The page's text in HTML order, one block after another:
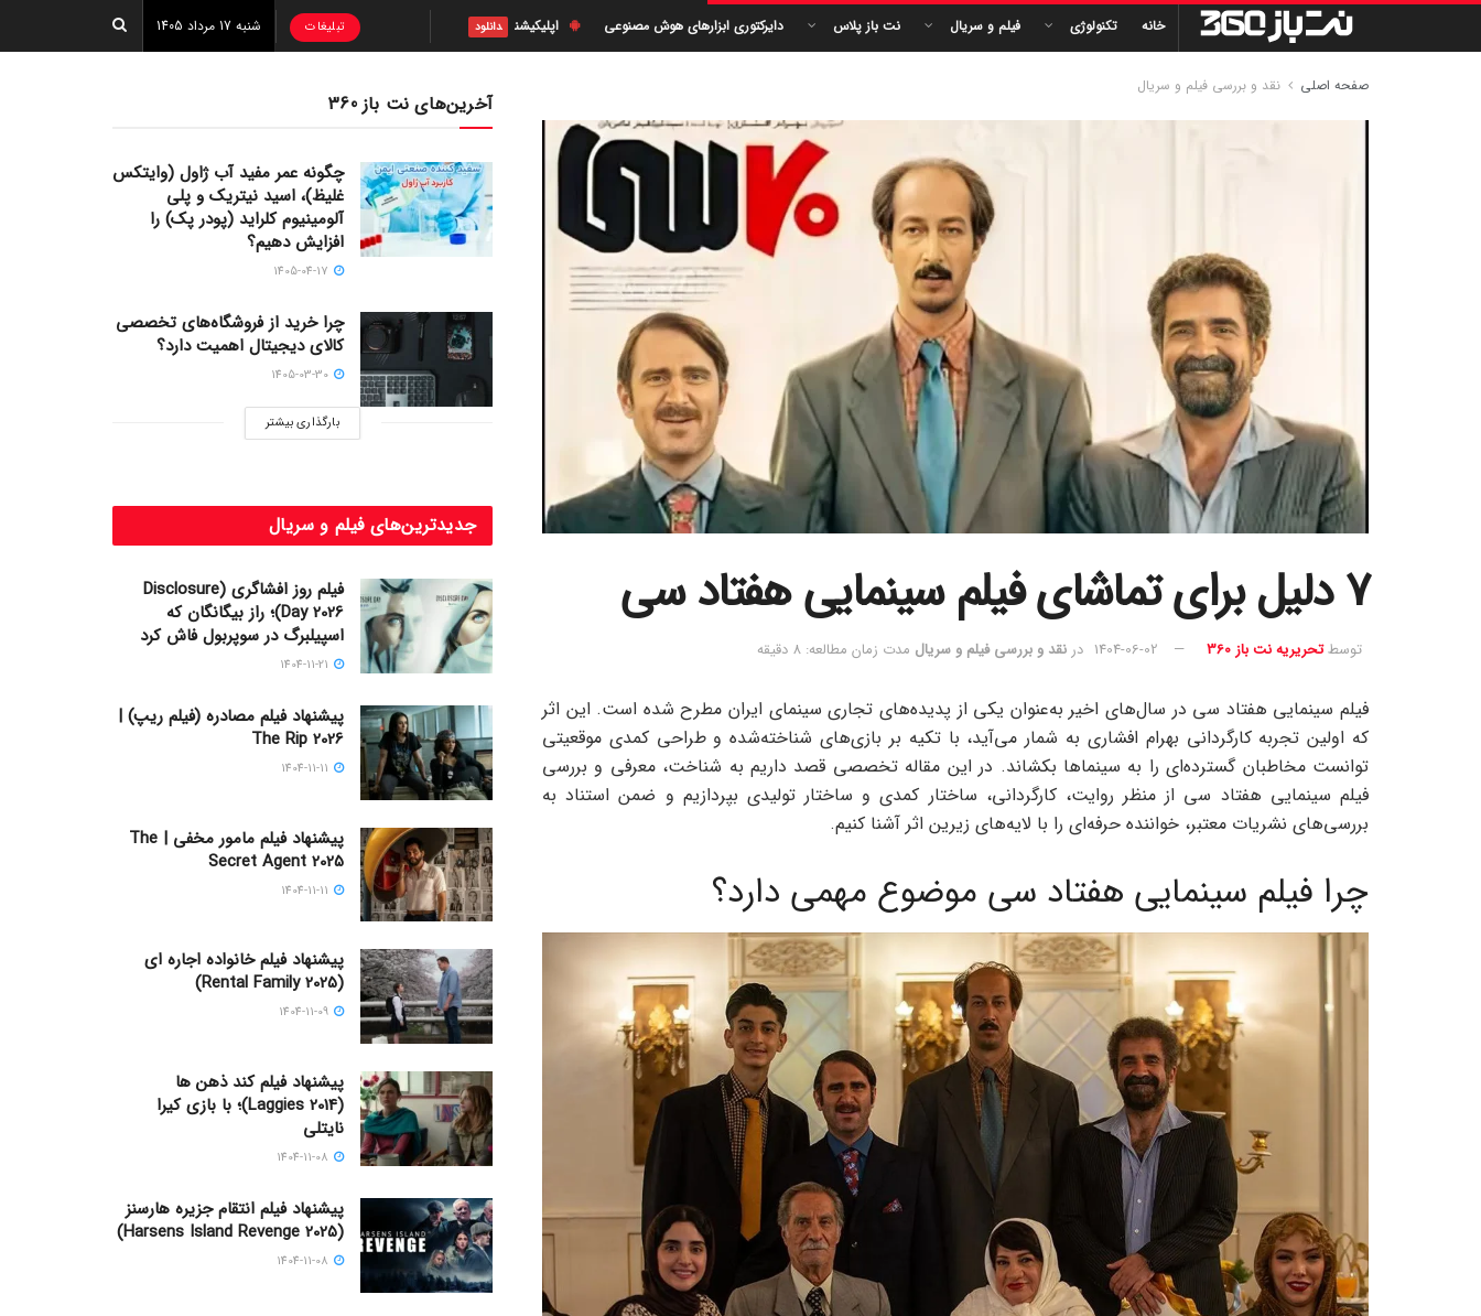
خانه تکنولوژی فیلم و سریال نت باز پلاس دایرکتوری ابزارهای هوش مصنوعی اپلیکیشن دانلود تبلیغات شنبه 17 مرداد 1405
صفحه اصلی نقد و بررسی فیلم و سریال
7 دلیل برای تماشای فیلم سینمایی هفتاد سی
توسطتحریریه نت باز 360 1404-06-02 در نقد و بررسی فیلم و سریال مدت زمان مطالعه: 8 دقیقه
فیلم سینمایی هفتاد سی در سال‌های اخیر به‌عنوان یکی از پدیده‌های تجاری سینمای ایران مطرح شده است. این اثر
که اولین تجربه کارگردانی بهرام افشاری به شمار می‌آید، با تکیه بر بازی‌های شناخته‌شده و طراحی کمدی موقعیتی
توانست مخاطبان گسترده‌ای را به سینماها بکشاند. در این مقاله تخصصی قصد داریم به شناخت، معرفی و بررسی
فیلم سینمایی هفتاد سی از منظر روایت، کارگردانی، ساختار کمدی و ساختار تولیدی بپردازیم و ضمن استناد به
بررسی‌های نشریات معتبر، خواننده حرفه‌ای را با لایه‌های زیرین اثر آشنا کنیم.
چرا فیلم سینمایی هفتاد سی موضوع مهمی دارد؟
آخرین‌های نت باز 360
چگونه عمر مفید آب ژاول (وایتکس
غلیظ)، اسید نیتریک و پلی
آلومینیوم کلراید (پودر پک) را
افزایش دهیم؟
چرا خرید از فروشگاه‌های تخصصی
کالای دیجیتال اهمیت دارد؟
بارگذاری بیشتر
جدیدترین‌های فیلم و سریال
فیلم روز افشاگری (Disclosure
Day 2026)؛ راز بیگانگان که
اسپیلبرگ در سوپربول فاش کرد
پیشنهاد فیلم مصادره (فیلم ریپ) |
The Rip 2026
پیشنهاد فیلم مامور مخفی | The
Secret Agent 2025
پیشنهاد فیلم خانواده اجاره‌ ای
(Rental Family 2025)
پیشنهاد فیلم کند ذهن ها
(Laggies 2014)؛ با بازی کیرا
نایتلی
پیشنهاد فیلم انتقام جزیره هارسنز
(Harsens Island Revenge 2025)